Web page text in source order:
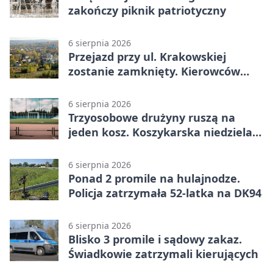
zakończy piknik patriotyczny
6 sierpnia 2026
Przejazd przy ul. Krakowskiej
zostanie zamknięty. Kierowców
6 sierpnia 2026
Trzyosobowe drużyny ruszą na
jeden kosz. Koszykarska niedziela
6 sierpnia 2026
Ponad 2 promile na hulajnodze.
Policja zatrzymała 52-latka na DK94
6 sierpnia 2026
Blisko 3 promile i sądowy zakaz.
Świadkowie zatrzymali kierujących